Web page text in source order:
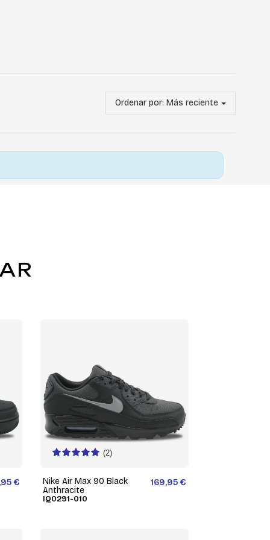
Ordenar por: Más reciente
€
(2)
Nike Air Max 90 Black
Anthracite
IQ0291-010
169,95 €